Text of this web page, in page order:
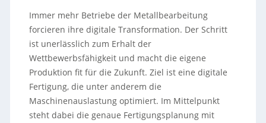
Immer mehr Betriebe der Metallbearbeitung
forcieren ihre digitale Transformation. Der Schritt
ist unerlässlich zum Erhalt der
Wettbewerbsfähigkeit und macht die eigene
Produktion fit für die Zukunft. Ziel ist eine digitale
Fertigung, die unter anderem die
Maschinenauslastung optimiert. Im Mittelpunkt
steht dabei die genaue Fertigungsplanung mit